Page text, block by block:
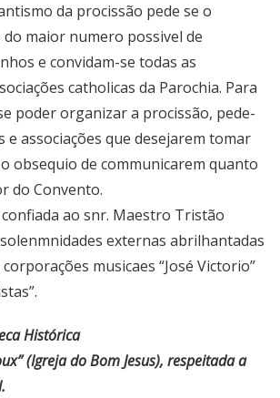
da procissão pede se o
maior numero possivel de
e convidam-se todas as
catholicas da Parochia. Para
poder organizar a procissão, pede-
e associações que desejarem tomar
obsequio de communicarem quanto
do Convento.
ao snr. Maestro Tristão
externas abrilhantadas
musicaes “José Victorio”
Histórica
(Igreja do Bom Jesus), respeitada a